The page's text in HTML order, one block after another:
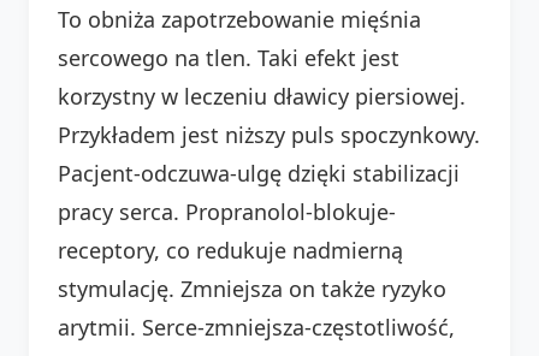
To obniża zapotrzebowanie mięśnia
sercowego na tlen. Taki efekt jest
korzystny w leczeniu dławicy piersiowej.
Przykładem jest niższy puls spoczynkowy.
Pacjent-odczuwa-ulgę dzięki stabilizacji
pracy serca. Propranolol-blokuje-
receptory, co redukuje nadmierną
stymulację. Zmniejsza on także ryzyko
arytmii. Serce-zmniejsza-częstotliwość,